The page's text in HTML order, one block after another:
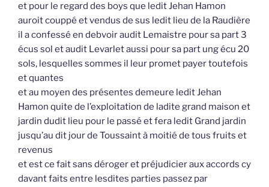
et pour le regard des boys que ledit Jehan Hamon
auroit couppé et vendus de sus ledit lieu de la Raudière
il a confessé en debvoir audit Lemaistre pour sa part 3
écus sol et audit Levarlet aussi pour sa part ung écu 20
sols, lesquelles sommes il leur promet payer toutefois
et quantes
et au moyen des présentes demeure ledit Jehan
Hamon quite de l’exploitation de ladite grand maison et
jardin dudit lieu pour le passé et fera ledit Grand jardin
jusqu’au dit jour de Toussaint à moitié de tous fruits et
revenus
et est ce fait sans déroger et préjudicier aux accords cy
davant faits entre lesdites parties passez par